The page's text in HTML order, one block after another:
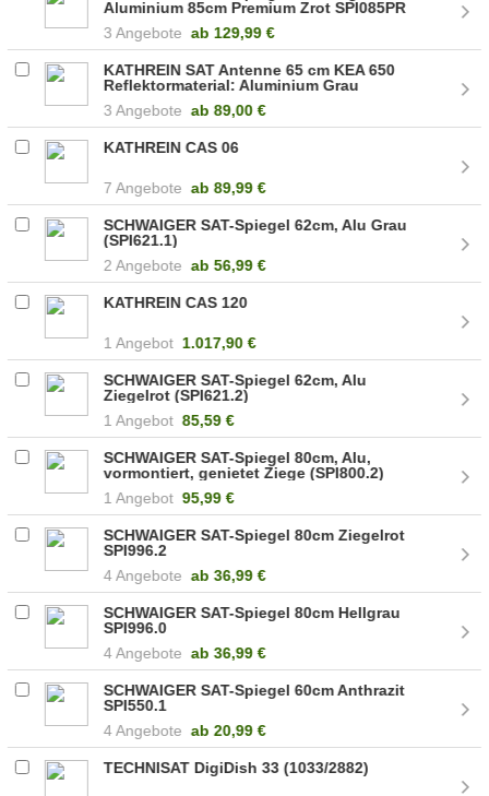
Aluminium 85cm Premium Zrot SPI085PR
3 Angebote ab 129,99 €
KATHREIN SAT Antenne 65 cm KEA 650
Reflektormaterial: Aluminium Grau
3 Angebote ab 89,00 €
KATHREIN CAS 06
7 Angebote ab 89,99 €
SCHWAIGER SAT-Spiegel 62cm, Alu Grau
(SPI621.1)
2 Angebote ab 56,99 €
KATHREIN CAS 120
1 Angebot 1.017,90 €
SCHWAIGER SAT-Spiegel 62cm, Alu
Ziegelrot (SPI621.2)
1 Angebot 85,59 €
SCHWAIGER SAT-Spiegel 80cm, Alu,
vormontiert, genietet Ziege (SPI800.2)
1 Angebot 95,99 €
SCHWAIGER SAT-Spiegel 80cm Ziegelrot
SPI996.2
4 Angebote ab 36,99 €
SCHWAIGER SAT-Spiegel 80cm Hellgrau
SPI996.0
4 Angebote ab 36,99 €
SCHWAIGER SAT-Spiegel 60cm Anthrazit
SPI550.1
4 Angebote ab 20,99 €
TECHNISAT DigiDish 33 (1033/2882)